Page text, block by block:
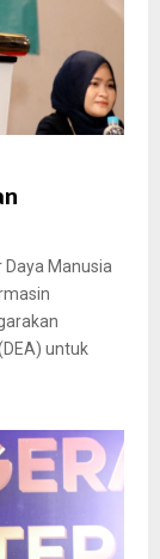
Daya Manusia
untuk